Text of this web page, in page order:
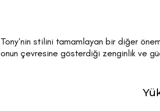
Tony’nin stilini tamamlayan bir diğer
onun çevresine gösterdiği zenginlik ve